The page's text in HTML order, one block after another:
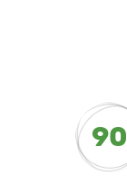
90